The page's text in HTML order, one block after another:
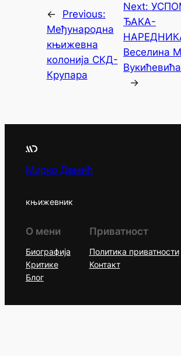
←
Previous:
Међународна
књижевна
колонија СКД-
Крупара
Next:
ЂАКА-
Веселина
→
Мирко Демић
књижевник
О мени
Биографија
Критике
Блог
Приватност
Политика приватности
Контакт